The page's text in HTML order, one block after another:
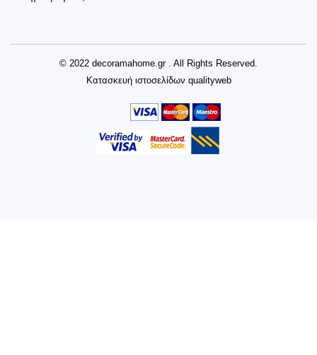
© 2022 decoramahome.gr . All Rights Reserved.
Κατασκευή ιστοσελίδων qualityweb